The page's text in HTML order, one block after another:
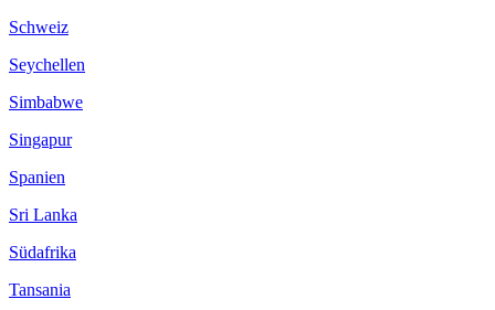
Schweiz
Seychellen
Simbabwe
Singapur
Spanien
Sri Lanka
Südafrika
Tansania